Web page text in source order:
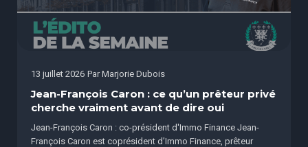
13 juillet 2026 Par Marjorie Dubois
Jean-François Caron : ce qu’un prêteur privé
cherche vraiment avant de dire oui
Jean-François Caron : co-président d'Immo Finance Jean-
François Caron est coprésident d’Immo Finance, prêteur